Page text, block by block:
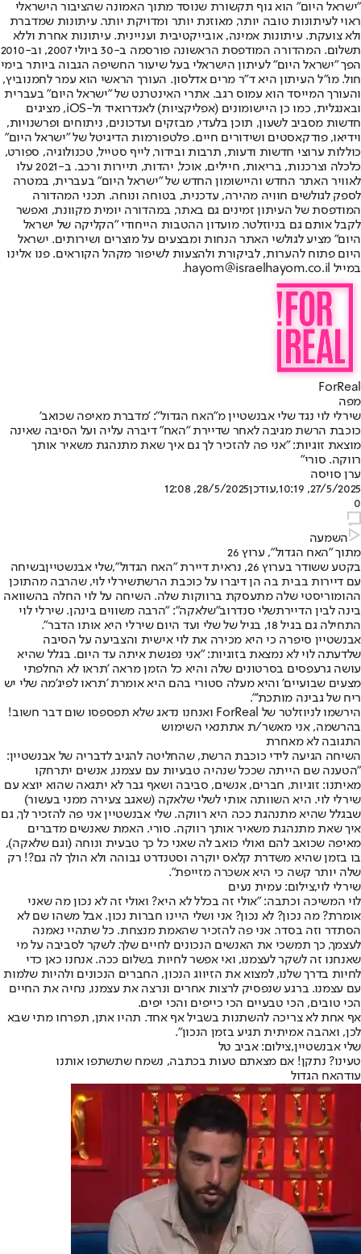
"ישראל היום" הוא גוף תקשורת שנוסד מתוך האמונה שהציבור הישראלי
ראוי לעיתונות טובה יותר, מאוזנת יותר ומדויקת יותר. עיתונות שמדברת
ולא צועקת. עיתונות אמינה, אובייקטיבית ועניינית. עיתונות אחרת וללא
תשלום. המהדורה המודפסת הראשונה פורסמה ב-30 ביולי 2007, וב-2010
הפך "ישראל היום" לעיתון הישראלי בעל שיעור החשיפה הגבוה ביותר בימי
חול. מו"ל העיתון היא ד"ר מרים אדלסון. העורך הראשי הוא עמר לחמנוביץ,
והעורך המייסד הוא עמוס רגב. אתרי האינטרנט של "ישראל היום" בעברית
ובאנגלית, כמו כן היישומונים (אפליקציות) לאנדרואיד ול-iOS, מציגים
חדשות מסביב לשעון, תוכן בלעדי, מבזקים ועדכונים, ניתוחים ופרשנויות,
וידיאו, פודקאסטים ושידורים חיים. פלטפורמות הדיגיטל של "ישראל היום"
כוללות ערוצי חדשות ודעות, תרבות ובידור, לייף סטייל, טכנולוגיה, ספורט,
כלכלה וצרכנות, בריאות, חיילים, אוכל, יהדות, תיירות ורכב. ב-2021 עלו
לאוויר האתר החדש והיישומון החדש של "ישראל היום" בעברית, במטרה
לספק לגולשים חוויה מהירה, עדכנית, בטוחה ונוחה. תכני המהדורה
המודפסת של העיתון זמינים גם באתר, במהדורה יומית מקוונת, ואפשר
לקבל אותם גם בניוזלטר. מועדון ההטבות הייחודי "הקליקה של ישראל
היום" מציע לגולשי האתר הנחות ומבצעים על מוצרים ושירותים. ישראל
היום פתוח להערות, לביקורת ולהצעות לשיפור מקהל הקוראים. פנו אלינו
במייל hayom@israelhayom.co.il.
ForReal
מפה
שירלי לוי נגד שלי אבנשטיין מ"האח הגדול": 'מדברת מאיפה שכואב'
כוכבת הרשת מגיבה לאחר שדיירת "האח" דיברה עליה ועל הסיבה שאינה
מוצאת זוגיות: "אני פה להזכיר לך גם איך שאת מתנהגת משאיר אותך
רווקה. סורי"
ערן סויסה
27/5/2025, 10:19
,עודכן28/5/2025, 12:08
0
השמעה
מתוך "האח הגדול", ערוץ 26
בקטע ששודר בערוץ 26, נראית דיירת "
האח הגדול",שלי אבנשטייןבשיחה
עם דיירות בבית בה הן דיברו על כוכבת הרשתשירלי לוי, שהרבה מהתוכן
ההומוריסטי שלה מתעסקת ברווקות שלה. השיחה על לוי החלה בהשוואה
בינה לבין הדיירתשלי סנדרוב"שלאקה": "הרבה משווים בינהן. שירלי לוי
התחילה גם בגיל 18, בגיל של שלי ועד היום שירלי היא אותו הדבר".
אבנשטיין סיפרה כי היא מכירה את לוי אישית והצביעה על הסיבה
שלדעתה לוי לא נמצאת בזוגיות: "אני נפגשת איתה עד היום. בגלל שהיא
עושה גרעפסים בסרטונים שלה והיא כל הזמן מראה 'תראו לא החלפתי
מצעים שבועיים' והיא מעלה סטורי בהם היא אומרת 'תראו לפיג'מה שלי יש
ריח של גבינה מותכת'".
הירשמו לניוזלטר של ForReal ואנחנו נדאג שלא תפספסו שום דבר חשוב!
בהרשמה, אני מאשר/ת אתתנאי השימוש
התגובה לא מאחרת
השיחה הגיעה לידי כוכבת הרשת, שהחליטה להגיב לדבריה של אבנשטיין:
"הטענה שם הייתה שככל שנהיה טבעיות עם עצמנו, אנשים יתרחקו
מאיתנו: זוגיות, חברים, אנשים, סביבה ושאף גבר לא יתגאה שהוא יוצא עם
שירלי לוי. היא השוותה אותי לשלי שלאקה (שאגב צעירה ממני בעשור)
שבגלל שהיא מתנהגת ככה היא רווקה. שלי אבנשטיין אני פה להזכיר לך, גם
איך שאת מתנהגת משאיר אותך רווקה. סורי. האמת שאנשים מדברים
מאיפה שכואב להם ואולי כואב לה שאני כל כך טבעית ונוחה (וגם שלאקה),
בו בזמן שהיא משדרת קלאס יוקרה וסטנדרט גבוהה ולא הולך לה גם?! רק
שלה יותר קשה כי היא אשכרה מזייפת".
שירלי לוי,צילום: עמית נעים
לוי המשיכה וכתבה: "אולי זה בכלל לא היא? ואולי זה לא נכון מה שאני
אומרת? מה נכון? לא נכון? אני ושלי היינו חברות נכון. אבל משהו שם לא
הסתדר וזה בסדר. אני פה להזכיר שהאמת מנצחת. כל שתהיי נאמנה
לעצמך, כך תמשכי את האנשים הנכונים לחיים שלך. לשקר לסביבה על מי
שאנחנו זה לשקר לעצמנו, ואי אפשר לחיות בשלום ככה. אנחנו כאן כדי
לחיות בדרך שלנו, למצוא את הזיווג הנכון, החברים הנכונים ולהיות שלמות
עם עצמנו. ברגע שנפסיק לרצות אחרים ונרצה את עצמנו, נחיה את החיים
הכי טובים, הכי טבעיים הכי כייפים והכי יפים.
אף אחת לא צריכה להשתנות בשביל אף אחד. תהיו אתן, תפרחו מתי שבא
לכן, ואהבה אמיתית תגיע בזמן הנכון".
שלי אבנשטיין,צילום: אביב טל
טעינו? נתקן! אם מצאתם טעות בכתבה, נשמח שתשתפו אותנו
עודהאח הגדול